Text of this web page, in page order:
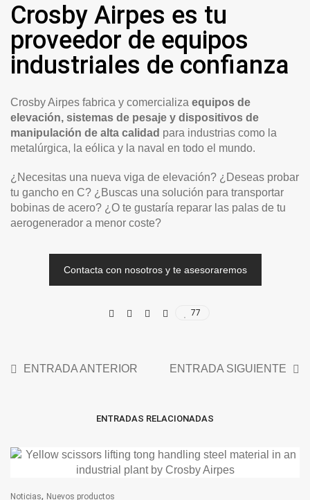
Crosby Airpes es tu
proveedor de equipos
industriales de confianza
Crosby Airpes fabrica y comercializa equipos de
elevación, sistemas de pesaje y dispositivos de
manipulación de alta calidad para industrias como la
metalúrgica, la eólica y la naval en todo el mundo.
¿Necesitas una nueva viga de elevación? ¿Deseas probar
tu gancho en C? ¿Buscas una solución para transportar
bobinas de acero? ¿O te gustaría reparar las palas de tu
aerogenerador a menor coste?
Contacta con nosotros y te asesoraremos
77
ENTRADA ANTERIOR ENTRADA SIGUIENTE
ENTRADAS RELACIONADAS
Noticias, Nuevos productos